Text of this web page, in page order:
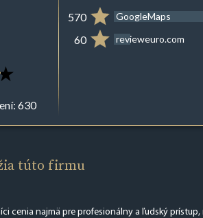
630
570 GoogleMaps
60 revieweuro.com
túto firmu
cenia najmä pre profesionálny a ľudský prístup,